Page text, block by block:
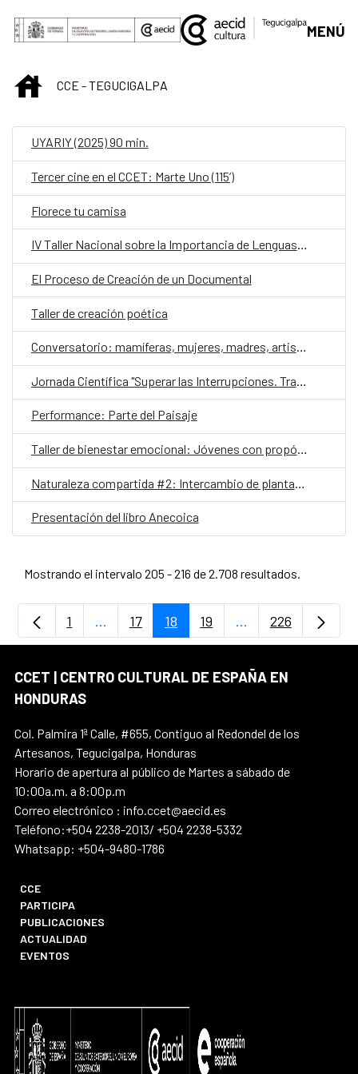
Saltar al contenido principal
MENÚ
INICIOCCE - TEGUCIGALPA
UYARIY (2025) 90 min.
Tercer cine en el CCET: Marte Uno (115’)
Florece tu camisa
IV Taller Nacional sobre la Importancia de Lenguas para las Poblaciones Indígenas y Afrohondureñas
El Proceso de Creación de un Documental
Taller de creación poética
Conversatorio: mamíferas, mujeres, madres, artistas contra la violencia de género
Jornada Científica "Superar las Interrupciones. Transformar la respuesta al VIH 2025"
Performance: Parte del Paisaje
Taller de bienestar emocional: Jóvenes con propósito
Presentación del libro Anecoica
Mostrando el intervalo 205 - 216 de 2.708 resultados.
Página
1 ...Páginas intermedias Use TAB para
Página
17 Página
18 Página
19 ...PáginasPágina
226
CCET | CENTRO CULTURAL DE ESPAÑA EN
HONDURAS
Col. Palmira 1ª Calle, #655, Contiguo al Redondel de los
Artesanos, Tegucigalpa, Honduras
Horario de apertura al público de Martes a sábado de
10:00a.m. a 8:00p.m
Correo electrónico : info.ccet@aecid.es
Teléfono:+504 2238-2013/ +504 2238-5332
Whatsapp: +504-9480-1786
CCE
PARTICIPA
PUBLICACIONES
ACTUALIDAD
EVENTOS